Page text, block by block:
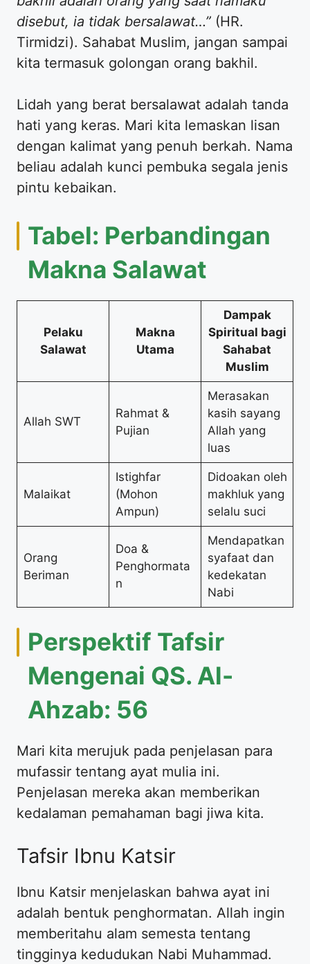
disebut, ia tidak bersalawat…” (HR.
Tirmidzi). Sahabat Muslim, jangan sampai
kita termasuk golongan orang bakhil.
Lidah yang berat bersalawat adalah tanda
hati yang keras. Mari kita lemaskan lisan
dengan kalimat yang penuh berkah. Nama
beliau adalah kunci pembuka segala jenis
pintu kebaikan.
Tabel: Perbandingan
Makna Salawat
Pelaku
Salawat
Makna
Utama
Dampak
Spiritual bagi
Sahabat
Muslim
Allah SWT
Rahmat &
Pujian
Merasakan
kasih sayang
Allah yang
luas
Malaikat
Istighfar
(Mohon
Ampun)
Didoakan oleh
makhluk yang
selalu suci
Orang
Beriman
Doa &
Penghormata
n
Mendapatkan
syafaat dan
kedekatan
Nabi
Perspektif Tafsir
Mengenai QS. Al-
Ahzab: 56
Mari kita merujuk pada penjelasan para
mufassir tentang ayat mulia ini.
Penjelasan mereka akan memberikan
kedalaman pemahaman bagi jiwa kita.
Tafsir Ibnu Katsir
Ibnu Katsir menjelaskan bahwa ayat ini
adalah bentuk penghormatan. Allah ingin
memberitahu alam semesta tentang
tingginya kedudukan Nabi Muhammad.